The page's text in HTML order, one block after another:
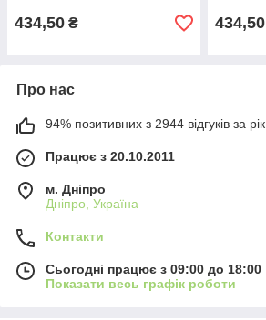
434,50 ₴ 434,50
Про нас
94% позитивних з 2944 відгуків за рік
Працює з 20.10.2011
м. Дніпро
Дніпро, Україна
Контакти
Сьогодні працює з 09:00 до 18:00
Показати весь графік роботи